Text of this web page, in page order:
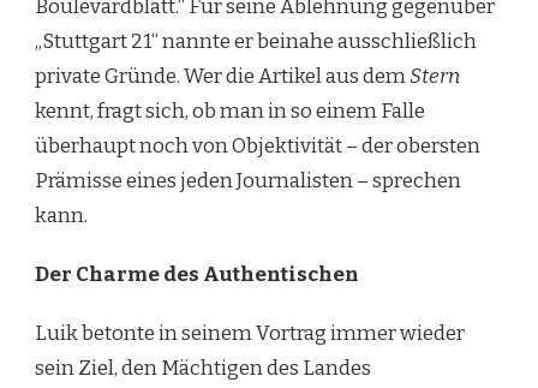
Boulevardblatt.“ Für seine Ablehnung gegenüber
„Stuttgart 21“ nannte er beinahe ausschließlich
private Gründe. Wer die Artikel aus demStern
kennt, fragt sich, ob man in so einem Falle
überhaupt noch von Objektivität – der obersten
Prämisse eines jeden Journalisten – sprechen
kann.
Der Charme des Authentischen
Luik betonte in seinem Vortrag immer wieder
sein Ziel, den Mächtigen des Landes